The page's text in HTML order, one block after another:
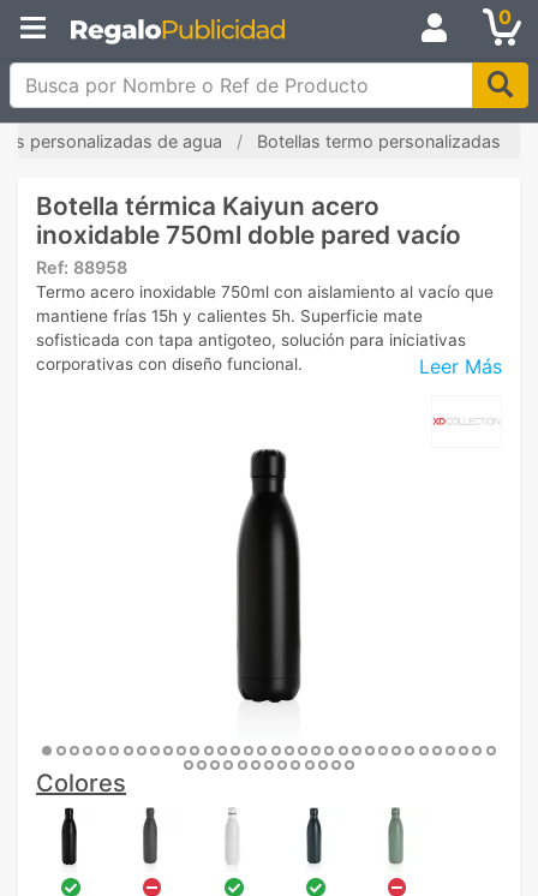
0
Busca por Nombre o Ref de Producto
personalizadas de agua Botellas termo personalizadas
Botella térmica Kaiyun acero
inoxidable 750ml doble pared vacío
Ref: 88958
Leer Más
Termo acero inoxidable 750ml con aislamiento al vacío que
mantiene frías 15h y calientes 5h. Superficie mate
sofisticada con tapa antigoteo, solución para iniciativas
corporativas con diseño funcional.
Colores